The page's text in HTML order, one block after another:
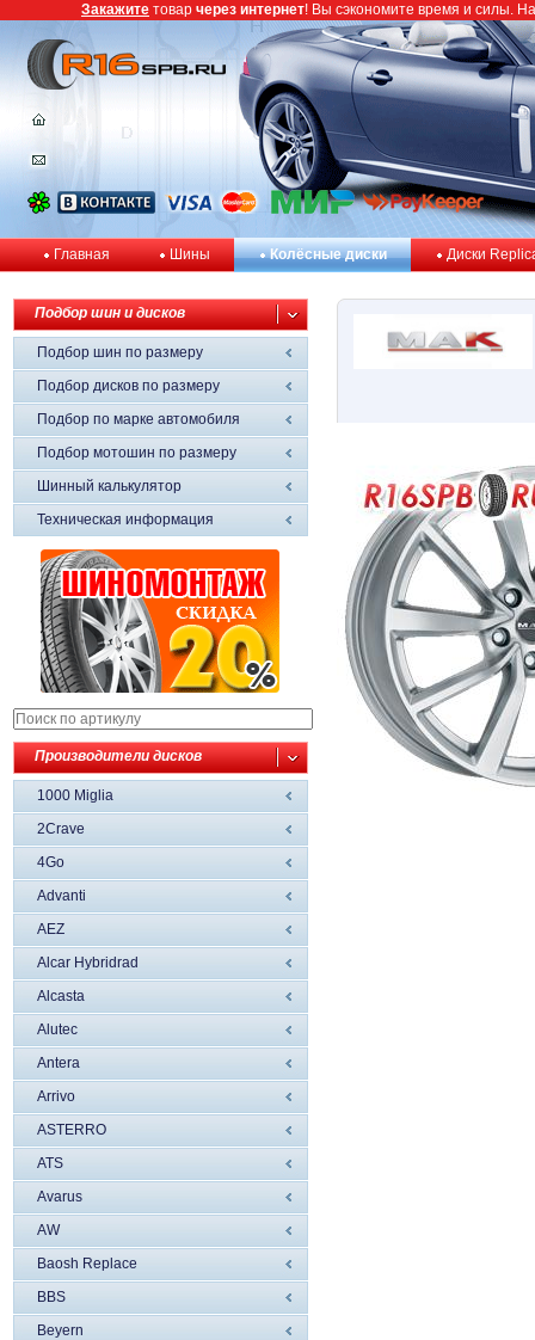
Главная Шины Колёсные диски Диски
Подбор шин и дисков
Подбор шин по размеру
Подбор дисков по размеру
Подбор по марке автомобиля
Подбор мотошин по размеру
Шинный калькулятор
Техническая информация
Производители дисков
1000 Miglia
2Crave
4Go
Advanti
AEZ
Alcar Hybridrad
Alcasta
Alutec
Antera
Arrivo
ASTERRO
ATS
Avarus
AW
Baosh Replace
BBS
Beyern
Закажите товар через интернет! Вы сэкономите время и силы.